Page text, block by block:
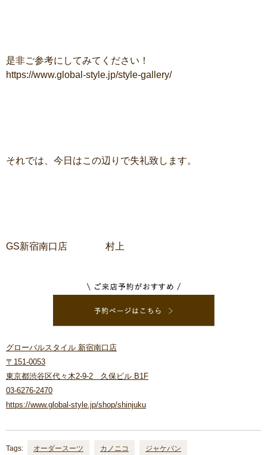
是非ご参考にしてみてください！
https://www.global-style.jp/style-gallery/
それでは、今日はこの辺りで失礼致します。
GS新宿南口店 村上
グローバルスタイル 新宿南口店
〒151-0053
東京都渋谷区代々木2-9-2 久保ビル B1F
03-6276-2470
https://www.global-style.jp/shop/shinjuku
Tags: オーダースーツ カノニコ ジャケパン